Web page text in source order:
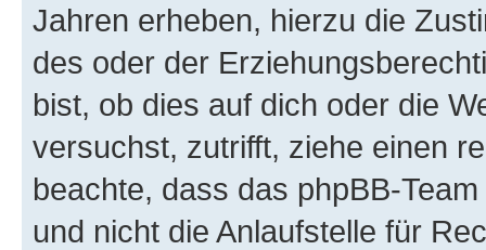
Jahren erheben, hierzu die
des oder der
bist, ob dies auf dich oder die
versuchst, zutrifft, ziehe einen
beachte, dass das phpBB-
und nicht die Anlaufstelle für